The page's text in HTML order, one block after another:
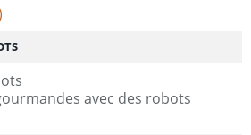
avec des robots